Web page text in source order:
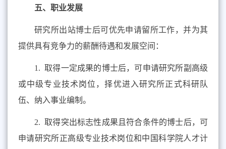
五、职业发展
研究所出站博士后可优先申请留所工作，并为其
提供具有竞争力的薪酬待遇和发展空间：
1. 取得一定成果的博士后，可申请研究所副高级
或中级专业技术岗位，择优进入研究所正式科研队
伍、纳入事业编制。
2. 取得突出标志性成果且符合条件的博士后，可
申请研究所正高级专业技术岗位和中国科学院人才计